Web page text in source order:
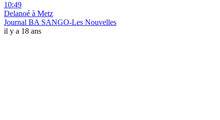
10:49
Delanoé à Metz
Journal BA SANGO-Les Nouvelles
il y a 18 ans